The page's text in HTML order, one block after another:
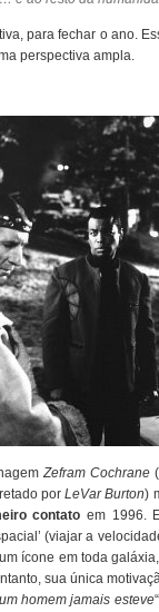
para fechar o ano.
perspectiva ampla.
Zefram Cochrane
porLeVar Burton)
contato em 1996.
(viajar a
ícone em toda
sua única
homem jamais esteve